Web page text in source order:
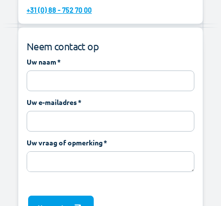
+31 (0) 88 - 752 70 00
Neem contact op
Uw naam
Uw e-mailadres
Uw vraag of opmerking